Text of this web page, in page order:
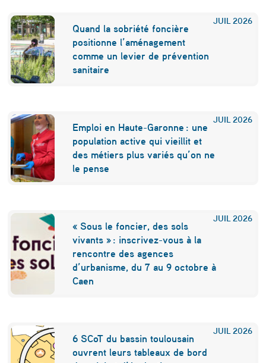
e
d
e
m
i
n
:
m
n
s
d
s
u
JUIL 2026
Quand la sobriété foncière
positionne l’aménagement
comme un levier de prévention
sanitaire
JUIL 2026
Emploi en Haute-Garonne : une
population active qui vieillit et
des métiers plus variés qu’on ne
le pense
JUIL 2026
« Sous le foncier, des sols
vivants » : inscrivez-vous à la
rencontre des agences
d’urbanisme, du 7 au 9 octobre à
Caen
JUIL 2026
6 SCoT du bassin toulousain
ouvrent leurs tableaux de bord